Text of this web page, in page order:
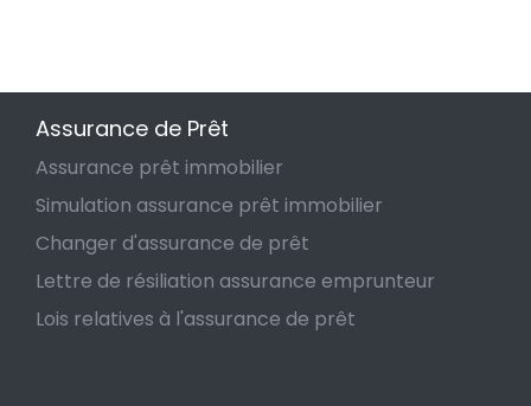
Assurance de Prêt
Assurance prêt immobilier
Simulation assurance prêt immobilier
Changer d'assurance de prêt
Lettre de résiliation assurance emprunteur
Lois relatives à l'assurance de prêt